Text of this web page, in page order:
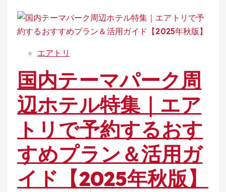
エアトリ
国内テーマパーク周
辺ホテル特集｜エア
トリで予約するおす
すめプラン＆活用ガ
イド【2025年秋版】